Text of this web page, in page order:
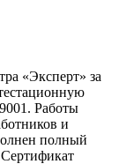
«Эксперт» за
Работы
и
полный